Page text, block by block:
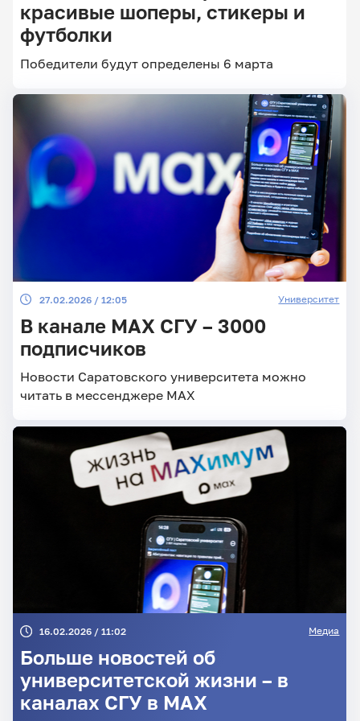
Главные
красивые шоперы, стикеры и
футболки
Победители будут определены 6 марта
27.02.2026 / 12:05 Университет
В канале MAX СГУ – 3000
подписчиков
Новости Саратовского университета можно
читать в мессенджере MAX
16.02.2026 / 11:02 Медиа
Больше новостей об
университетской жизни – в
каналах СГУ в MAX